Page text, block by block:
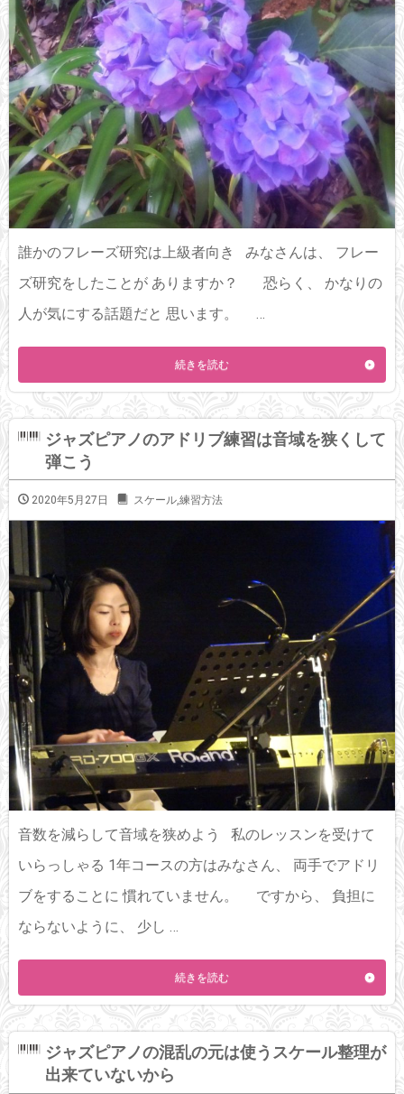
誰かのフレーズ研究は上級者向き みなさんは、 フレー
ズ研究をしたことが ありますか？ 恐らく、 かなりの
人が気にする話題だと 思います。 …
続きを読む
ジャズピアノのアドリブ練習は音域を狭くして
弾こう
2020年5月27日 スケール,練習方法
音数を減らして音域を狭めよう 私のレッスンを受けて
いらっしゃる 1年コースの方はみなさん、 両手でアドリ
ブをすることに 慣れていません。 ですから、 負担に
ならないように、 少し …
続きを読む
ジャズピアノの混乱の元は使うスケール整理が
出来ていないから